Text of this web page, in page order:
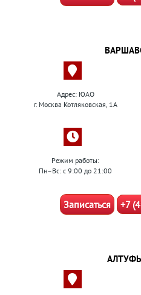
Адрес: ЮАО
г. Москва Котляковская, 1А
Режим работы:
Пн–Вс: с 9:00 до 21:00
Записаться +7